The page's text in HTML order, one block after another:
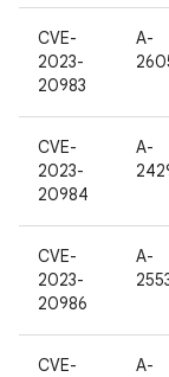
CVE-
2023-
20983
A-
CVE-
2023-
20984
A-
CVE-
2023-
20986
A-
CVE-
A-